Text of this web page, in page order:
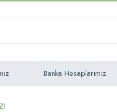
Banka Hesaplarımız